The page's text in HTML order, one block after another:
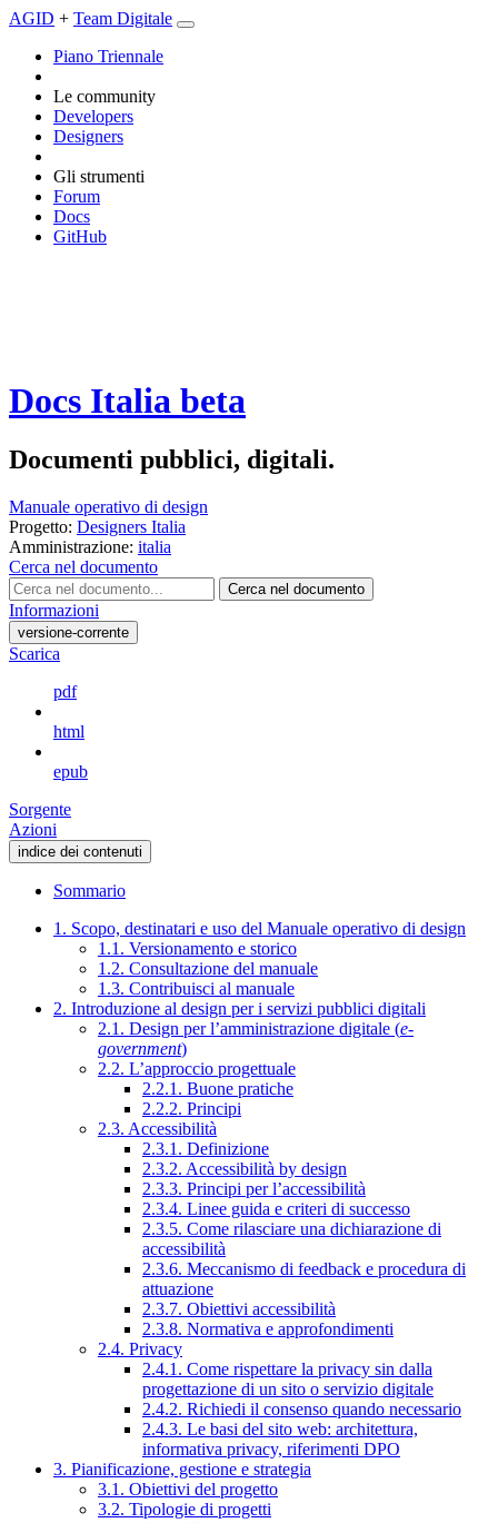
AGID + Team Digitale
Piano Triennale
Le community
Developers
Designers
Gli strumenti
Forum
Docs
GitHub
Docs Italia beta
Documenti pubblici, digitali.
Manuale operativo di design
Progetto: Designers Italia
Amministrazione: italia
Cerca nel documento
Cerca nel documento
Informazioni
versione-corrente
Scarica
pdf
html
epub
Sorgente
Azioni
indice dei contenuti
Sommario
1. Scopo, destinatari e uso del Manuale operativo di design
1.1. Versionamento e storico
1.2. Consultazione del manuale
1.3. Contribuisci al manuale
2. Introduzione al design per i servizi pubblici digitali
2.1. Design per l’amministrazione digitale (e-
government)
2.2. L’approccio progettuale
2.2.1. Buone pratiche
2.2.2. Principi
2.3. Accessibilità
2.3.1. Definizione
2.3.2. Accessibilità by design
2.3.3. Principi per l’accessibilità
2.3.4. Linee guida e criteri di successo
2.3.5. Come rilasciare una dichiarazione di
accessibilità
2.3.6. Meccanismo di feedback e procedura di
attuazione
2.3.7. Obiettivi accessibilità
2.3.8. Normativa e approfondimenti
2.4. Privacy
2.4.1. Come rispettare la privacy sin dalla
progettazione di un sito o servizio digitale
2.4.2. Richiedi il consenso quando necessario
2.4.3. Le basi del sito web: architettura,
informativa privacy, riferimenti DPO
3. Pianificazione, gestione e strategia
3.1. Obiettivi del progetto
3.2. Tipologie di progetti